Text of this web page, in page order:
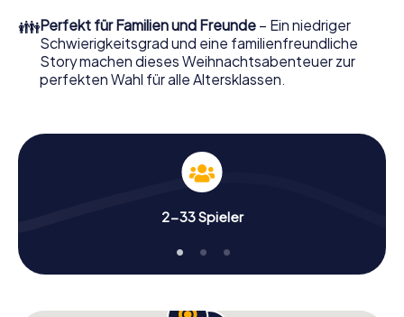
Teambuilding und eine stimmungsvolle
Weihnachtsthematik. Gönnen Sie Ihren Kollegen also
einen unvergesslichen Ausklang des Jahres und planen Sie
unser X-Mas Adventure als Programmpunkt Ihrer
👪Perfekt für Familien und Freunde – Ein niedriger
Schwierigkeitsgrad und eine familienfreundliche
Story machen dieses Weihnachtsabenteuer zur
perfekten Wahl für alle Altersklassen.
2-33 Spieler